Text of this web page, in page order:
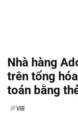
Nhà hàng
trên tổng
toán bằng
VIB